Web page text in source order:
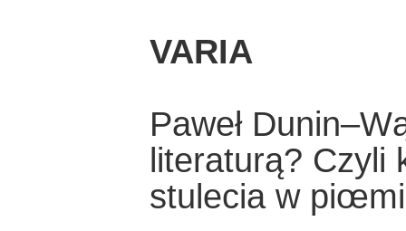
VARIA
Paweł
literaturą? Czyli
stulecia w